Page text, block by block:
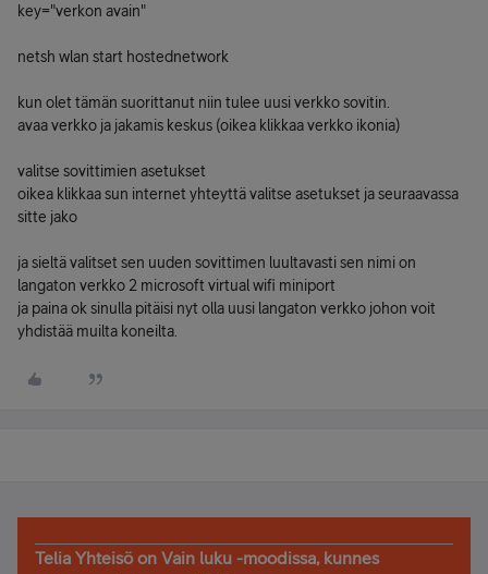
key="verkon avain"
netsh wlan start hostednetwork
kun olet tämän suorittanut niin tulee uusi verkko sovitin.
avaa verkko ja jakamis keskus (oikea klikkaa verkko ikonia)
valitse sovittimien asetukset
oikea klikkaa sun internet yhteyttä valitse asetukset ja seuraavassa
sitte jako
ja sieltä valitset sen uuden sovittimen luultavasti sen nimi on
langaton verkko 2 microsoft virtual wifi miniport
ja paina ok sinulla pitäisi nyt olla uusi langaton verkko johon voit
yhdistää muilta koneilta.
Telia Yhteisö on Vain luku -moodissa, kunnes